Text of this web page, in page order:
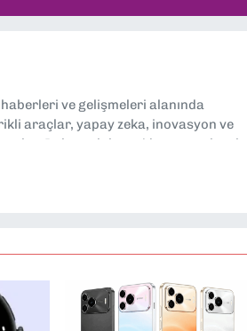
ve gelişmeleri alanında
araçlar, yapay zeka, inovasyon ve
Dokuzeylul.com’da yazar olarak
yorumlarımı paylaşıyorum. Takipte